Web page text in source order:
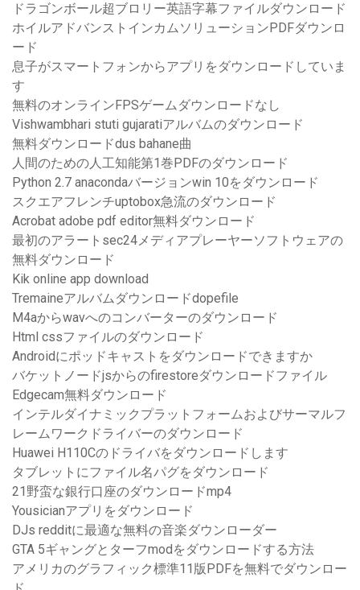
ドラゴンボール超ブロリー英語字幕ファイルダウンロード
ホイルアドバンストインカムソリューションPDFダウンロ
ード
息子がスマートフォンからアプリをダウンロードしていま
す
無料のオンラインFPSゲームダウンロードなし
Vishwambhari stuti gujaratiアルバムのダウンロード
無料ダウンロードdus bahane曲
人間のための人工知能第1巻PDFのダウンロード
Python 2.7 anacondaバージョンwin 10をダウンロード
スクエアフレンチuptobox急流のダウンロード
Acrobat adobe pdf editor無料ダウンロード
最初のアラートsec24メディアプレーヤーソフトウェアの
無料ダウンロード
Kik online app download
Tremaineアルバムダウンロードdopefile
M4aからwavへのコンバーターのダウンロード
Html cssファイルのダウンロード
Androidにポッドキャストをダウンロードできますか
バケットノードjsからのfirestoreダウンロードファイル
Edgecam無料ダウンロード
インテルダイナミックプラットフォームおよびサーマルフ
レームワークドライバーのダウンロード
Huawei H110Cのドライバをダウンロードします
タブレットにファイル名パグをダウンロード
21野蛮な銀行口座のダウンロードmp4
Yousicianアプリをダウンロード
DJs redditに最適な無料の音楽ダウンローダー
GTA 5ギャングとターフmodをダウンロードする方法
アメリカのグラフィック標準11版PDFを無料でダウンロー